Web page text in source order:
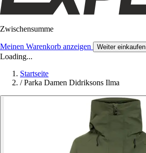
Zwischensumme
Meinen Warenkorb anzeigen Weiter einkaufen
Loading...
Startseite
/ Parka Damen Didriksons Ilma